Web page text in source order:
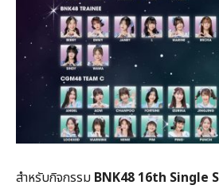
สำหรับกิจกรรม BNK48 16th Single